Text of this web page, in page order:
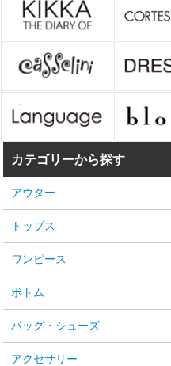
カテゴリーから探す
アウター
トップス
ワンピース
ボトム
バッグ・シューズ
アクセサリー